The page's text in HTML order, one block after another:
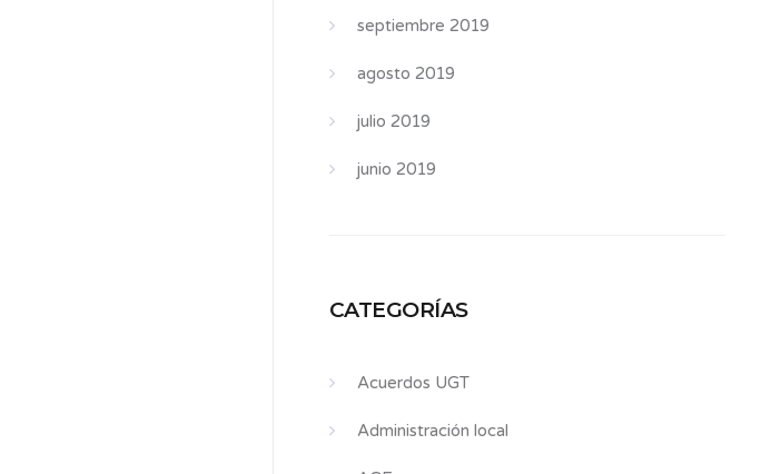
septiembre 2019
agosto 2019
julio 2019
junio 2019
CATEGORÍAS
Acuerdos UGT
Administración local